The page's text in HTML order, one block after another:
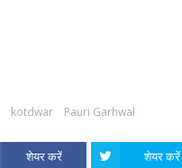
kotdwar Pauri Garhwal
शेयर करें शेयर करें